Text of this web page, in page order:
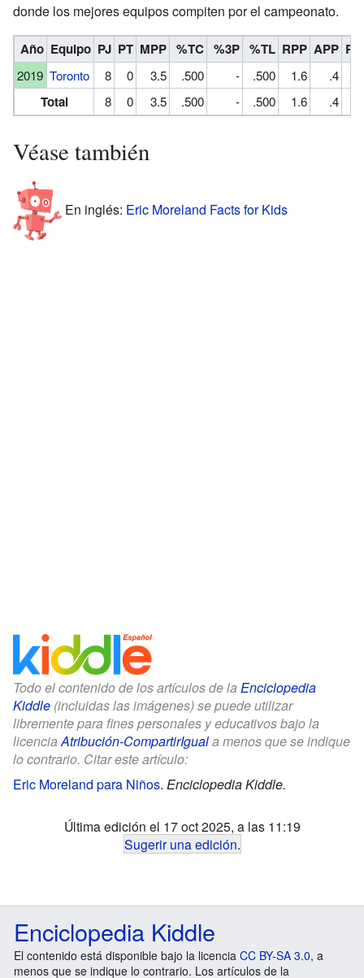
donde los mejores equipos compiten por el campeonato.
Año Equipo PJ PT MPP %TC %3P %TL RPP APP
2019 Toronto 8 0 3.5 .500 - .500 1.6 .4
Total 8 0 3.5 .500 - .500 1.6 .4
Véase también
En inglés: Eric Moreland Facts for Kids
Todo el contenido de los artículos de la Enciclopedia
Kiddle (incluidas las imágenes) se puede utilizar
libremente para fines personales y educativos bajo la
licenciaAtribución-CompartirIguala menos que se indique
lo contrario. Citar este artículo:
Eric Moreland para Niños. Enciclopedia Kiddle.
Última edición el 17 oct 2025, a las 11:19
Sugerir una edición.
Enciclopedia Kiddle
El contenido está disponible bajo la licencia CC BY-SA 3.0, a
menos que se indique lo contrario. Los artículos de la